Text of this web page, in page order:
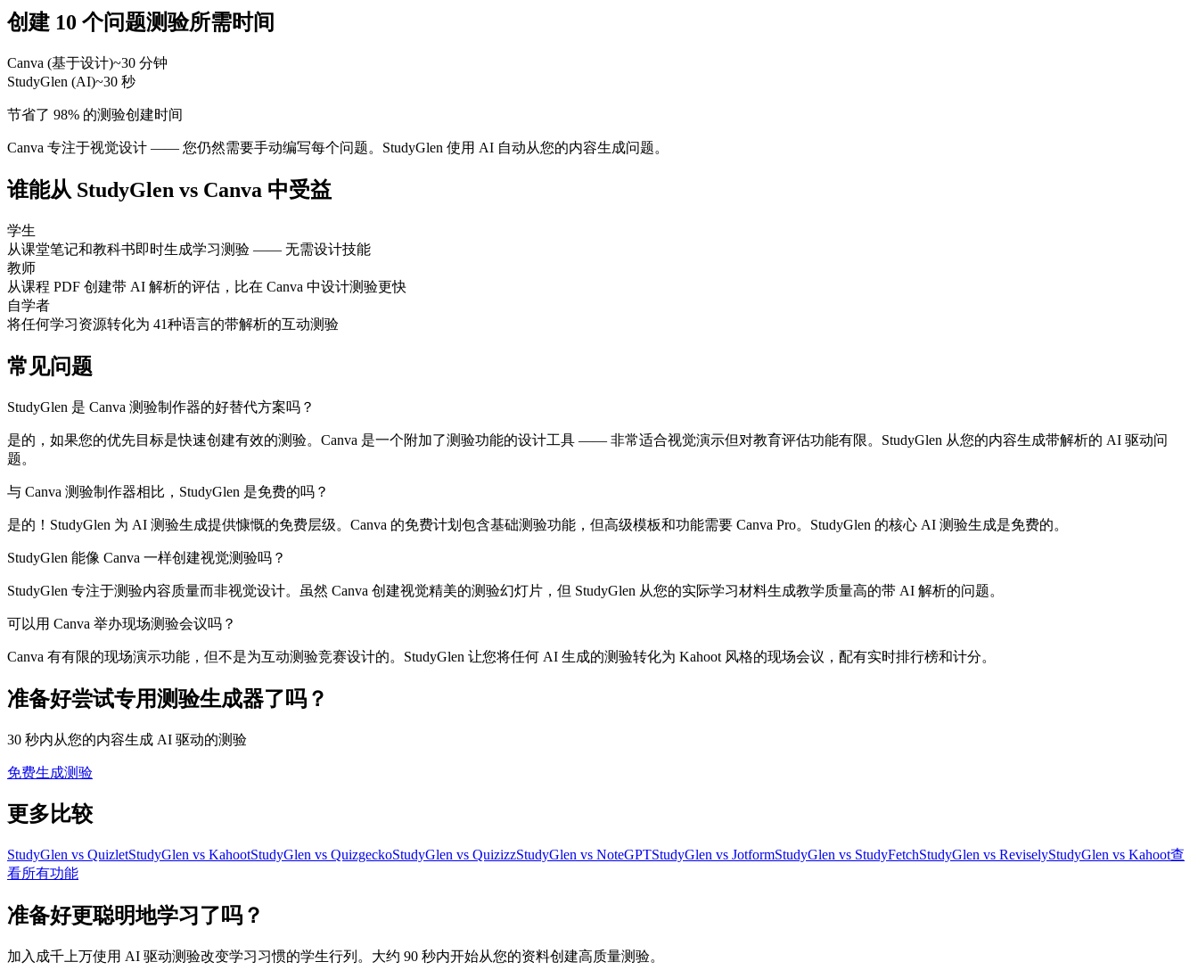
创建 10 个问题测验所需时间
Canva (基于设计)~30 分钟
StudyGlen (AI)~30 秒
节省了 98% 的测验创建时间
Canva 专注于视觉设计 —— 您仍然需要手动编写每个问题。StudyGlen 使用 AI 自动从您的内容生成问题。
谁能从 StudyGlen vs Canva 中受益
学生
从课堂笔记和教科书即时生成学习测验 —— 无需设计技能
教师
从课程 PDF 创建带 AI 解析的评估，比在 Canva 中设计测验更快
自学者
将任何学习资源转化为 41种语言的带解析的互动测验
常见问题
StudyGlen 是 Canva 测验制作器的好替代方案吗？
是的，如果您的优先目标是快速创建有效的测验。Canva 是一个附加了测验功能的设计工具 —— 非常适合视觉演示但对教育评估功能有限。StudyGlen 从您的内容生成带解析的 AI 驱动问
题。
与 Canva 测验制作器相比，StudyGlen 是免费的吗？
是的！StudyGlen 为 AI 测验生成提供慷慨的免费层级。Canva 的免费计划包含基础测验功能，但高级模板和功能需要 Canva Pro。StudyGlen 的核心 AI 测验生成是免费的。
StudyGlen 能像 Canva 一样创建视觉测验吗？
StudyGlen 专注于测验内容质量而非视觉设计。虽然 Canva 创建视觉精美的测验幻灯片，但 StudyGlen 从您的实际学习材料生成教学质量高的带 AI 解析的问题。
可以用 Canva 举办现场测验会议吗？
Canva 有有限的现场演示功能，但不是为互动测验竞赛设计的。StudyGlen 让您将任何 AI 生成的测验转化为 Kahoot 风格的现场会议，配有实时排行榜和计分。
准备好尝试专用测验生成器了吗？
30 秒内从您的内容生成 AI 驱动的测验
免费生成测验
更多比较
StudyGlen vs QuizletStudyGlen vs KahootStudyGlen vs QuizgeckoStudyGlen vs QuizizzStudyGlen vs NoteGPTStudyGlen vs JotformStudyGlen vs StudyFetchStudyGlen vs ReviselyStudyGlen vs Kahoot查
看所有功能
准备好更聪明地学习了吗？
加入成千上万使用 AI 驱动测验改变学习习惯的学生行列。大约 90 秒内开始从您的资料创建高质量测验。